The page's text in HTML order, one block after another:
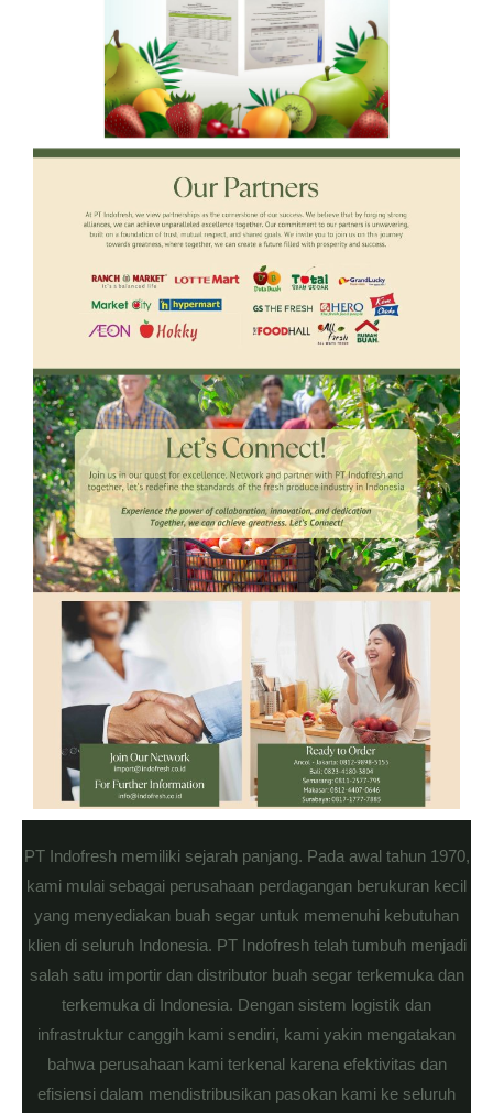
PT Indofresh memiliki sejarah panjang. Pada awal tahun 1970,
kami mulai sebagai perusahaan perdagangan berukuran kecil
yang menyediakan buah segar untuk memenuhi kebutuhan
klien di seluruh Indonesia. PT Indofresh telah tumbuh menjadi
salah satu importir dan distributor buah segar terkemuka dan
terkemuka di Indonesia. Dengan sistem logistik dan
infrastruktur canggih kami sendiri, kami yakin mengatakan
bahwa perusahaan kami terkenal karena efektivitas dan
efisiensi dalam mendistribusikan pasokan kami ke seluruh